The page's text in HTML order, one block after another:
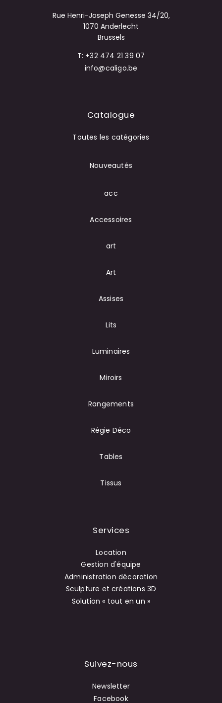
Rue Henri-Joseph Genesse 34/20,
1070 Anderlecht
Brussels
T: +32 474 21 39 07
info@caligo.be
Catalogue
Toutes les catégories
Nouveautés
acc
Accessoires
art
Art
Assises
Lits
Luminaires
Miroirs
Rangements
Régie Déco
Tables
Tissus
Services
Location
Gestion d'équipe
Administration décoration
Sculpture et créations 3D
Solution « tout en un »
Suivez-nous
Newsletter
Facebook